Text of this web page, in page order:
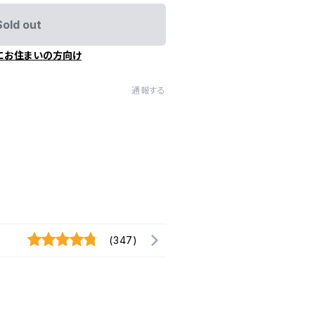
out
お住まいの方向け
通報する
(347)